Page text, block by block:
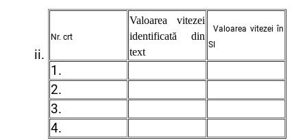
Nr. crt
Valoarea vitezei
identificată din
text
Valoarea vitezei în
SI
1.
2.
3.
4.